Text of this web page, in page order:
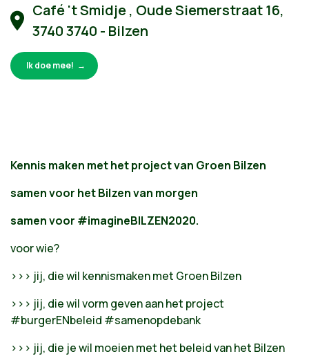
Café 't Smidje , Oude Siemerstraat 16,
3740 3740 - Bilzen
Ik doe mee!
Kennis maken met het project van Groen Bilzen
samen voor het Bilzen van morgen
samen voor #imagineBILZEN2020.
voor wie?
>>> jij, die wil kennismaken met Groen Bilzen
>>> jij, die wil vorm geven aan het project
#burgerENbeleid #samenopdebank
>>> jij, die je wil moeien met het beleid van het Bilzen